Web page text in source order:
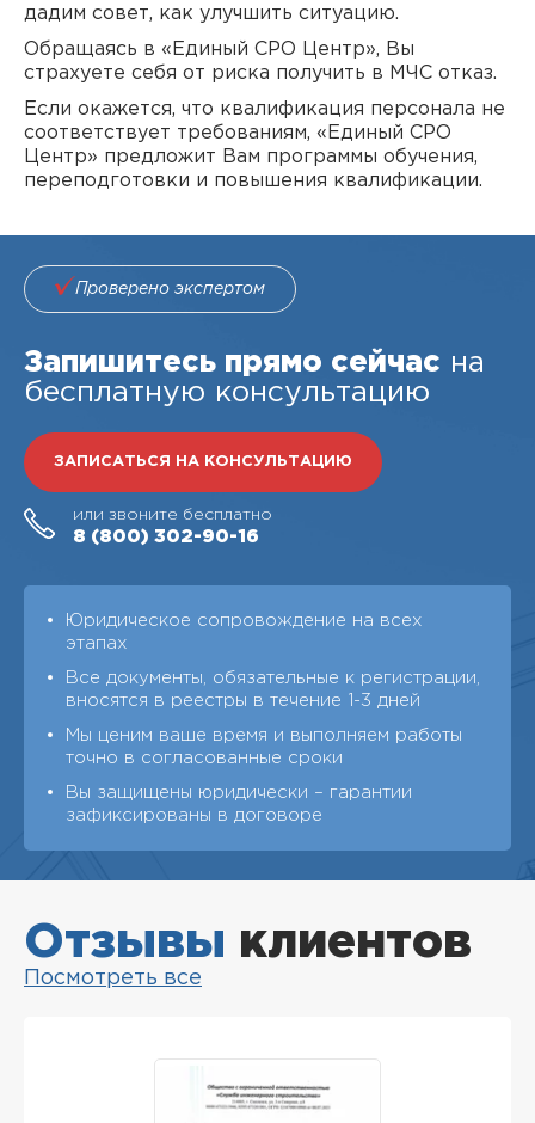
дадим совет, как улучшить ситуацию.
Обращаясь в «Единый СРО Центр», Вы
страхуете себя от риска получить в МЧС отказ.
Если окажется, что квалификация персонала не
соответствует требованиям, «Единый СРО
Центр» предложит Вам программы обучения,
переподготовки и повышения квалификации.
Проверено экспертом
Запишитесь прямо сейчас на
бесплатную консультацию
ЗАПИСАТЬСЯ НА КОНСУЛЬТАЦИЮ
или звоните бесплатно
8 (800) 302-90-16
Юридическое сопровождение на всех
этапах
Все документы, обязательные к регистрации,
вносятся в реестры в течение 1-3 дней
Мы ценим ваше время и выполняем работы
точно в согласованные сроки
Вы защищены юридически – гарантии
зафиксированы в договоре
Отзывы клиентов
Посмотреть все